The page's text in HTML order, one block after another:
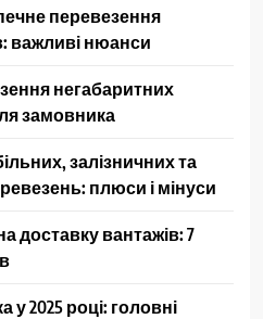
перевезення
важливі нюанси
негабаритних
замовника
залізничних та
плюси і мінуси
доставку вантажів: 7
у 2025 році: головні